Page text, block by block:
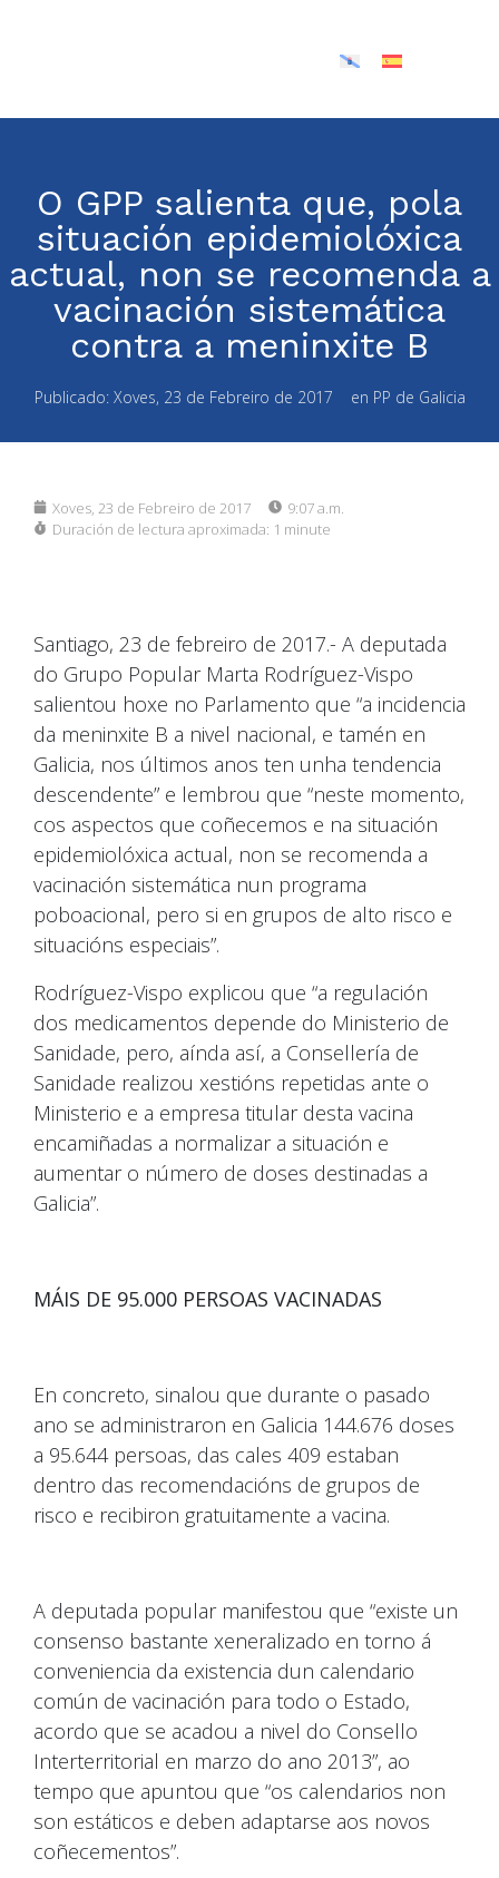
O GPP salienta que, pola
situación epidemiolóxica
actual, non se recomenda a
vacinación sistemática
contra a meninxite B
Publicado: Xoves, 23 de Febreiro de 2017 en PP de Galicia
Xoves, 23 de Febreiro de 2017
9:07 a.m.
Duración de lectura aproximada: 1 minute
Santiago, 23 de febreiro de 2017.- A deputada
do Grupo Popular Marta Rodríguez-Vispo
salientou hoxe no Parlamento que “a incidencia
da meninxite B a nivel nacional, e tamén en
Galicia, nos últimos anos ten unha tendencia
descendente” e lembrou que “neste momento,
cos aspectos que coñecemos e na situación
epidemiolóxica actual, non se recomenda a
vacinación sistemática nun programa
poboacional, pero si en grupos de alto risco e
situacións especiais”.
Rodríguez-Vispo explicou que “a regulación
dos medicamentos depende do Ministerio de
Sanidade, pero, aínda así, a Consellería de
Sanidade realizou xestións repetidas ante o
Ministerio e a empresa titular desta vacina
encamiñadas a normalizar a situación e
aumentar o número de doses destinadas a
Galicia”.
MÁIS DE 95.000 PERSOAS VACINADAS
En concreto, sinalou que durante o pasado
ano se administraron en Galicia 144.676 doses
a 95.644 persoas, das cales 409 estaban
dentro das recomendacións de grupos de
risco e recibiron gratuitamente a vacina.
A deputada popular manifestou que “existe un
consenso bastante xeneralizado en torno á
conveniencia da existencia dun calendario
común de vacinación para todo o Estado,
acordo que se acadou a nivel do Consello
Interterritorial en marzo do ano 2013”, ao
tempo que apuntou que “os calendarios non
son estáticos e deben adaptarse aos novos
coñecementos”.